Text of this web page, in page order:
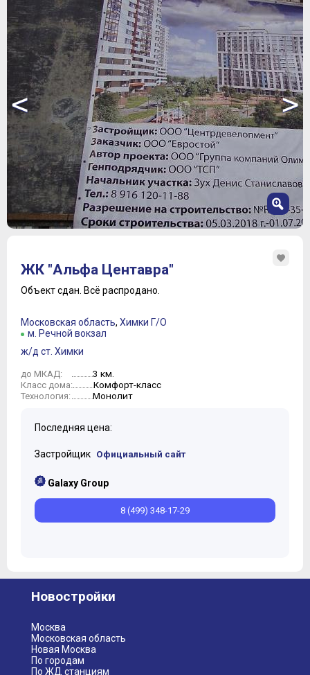
< >
3
4
6
7
8
ЖК "Альфа Центавра"
Объект сдан. Всё распродано.
Московская область, Химки Г/О
м. Речной вокзал
ж/д ст. Химки
до МКАД: 3 км.
Класс дома: Комфорт-класс
Технология: Монолит
Последняя цена:
Застройщик Официальный сайт
Galaxy Group
8 (499) 348-17-29
Новостройки
Москва
Московская область
Новая Москва
По городам
По ЖД станциям